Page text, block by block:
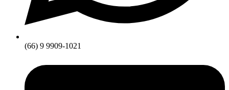
(66) 9 9909-1021